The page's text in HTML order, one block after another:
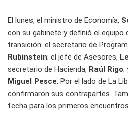
El lunes, el ministro de Economía,
con su gabinete y definió el equipo
transición: el secretario de
Rubinstein; el jefe de Asesores,
secretario de Hacienda, Raúl Rigo;
Miguel Pesce. Por el lado de La
confirmaron sus contrapartes.
fecha para los primeros